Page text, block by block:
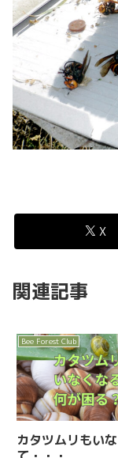
X
関連記事
Bee Forest Club
カタツムリもい